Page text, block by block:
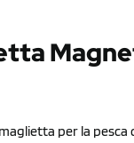
per la